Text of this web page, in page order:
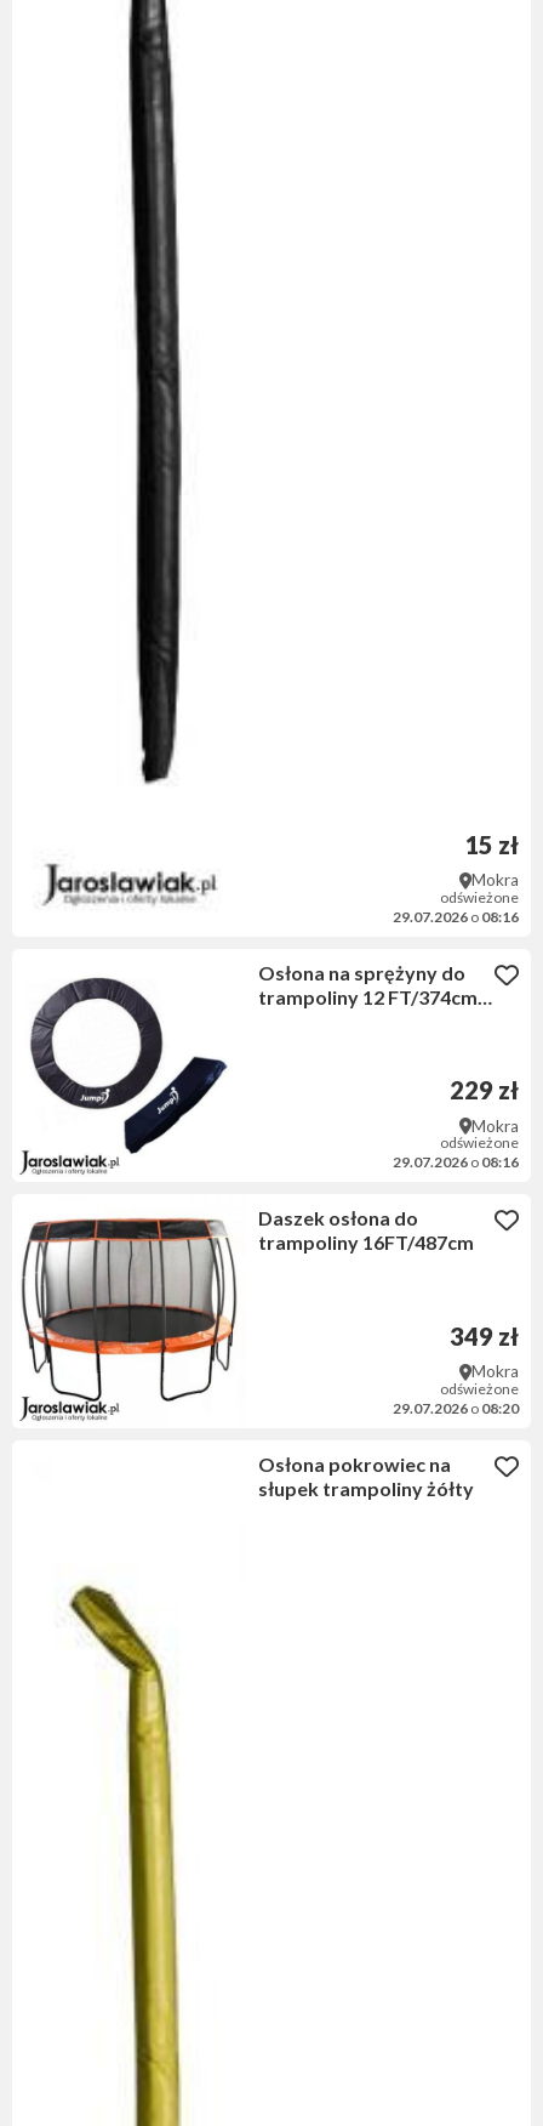
15 zł
Mokra
odświeżone
29.07.2026 o 08:16
Osłona na sprężyny do
trampoliny 12 FT/374cm
229 zł
Mokra
odświeżone
29.07.2026 o 08:16
Daszek osłona do
trampoliny 16FT/487cm
349 zł
Mokra
odświeżone
29.07.2026 o 08:20
Osłona pokrowiec na
słupek trampoliny żółty